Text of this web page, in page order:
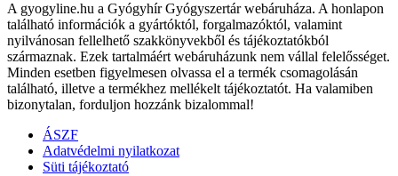
A gyogyline.hu a Gyógyhír Gyógyszertár webáruháza. A honlapon
található információk a gyártóktól, forgalmazóktól, valamint
nyilvánosan fellelhető szakkönyvekből és tájékoztatókból
származnak. Ezek tartalmáért webáruházunk nem vállal felelősséget.
Minden esetben figyelmesen olvassa el a termék csomagolásán
található, illetve a termékhez mellékelt tájékoztatót. Ha valamiben
bizonytalan, forduljon hozzánk bizalommal!
ÁSZF
Adatvédelmi nyilatkozat
Süti tájékoztató